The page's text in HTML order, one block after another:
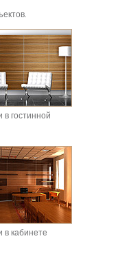
в гостинной
в кабинете